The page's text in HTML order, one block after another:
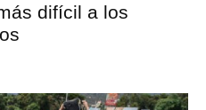
difícil a los